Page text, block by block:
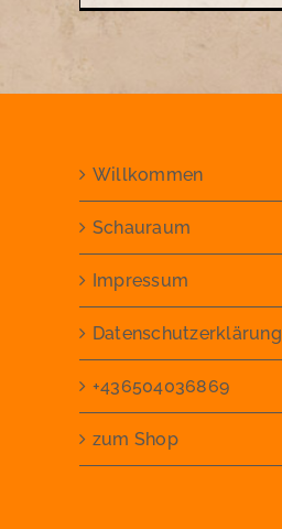
Willkommen
Schauraum
Impressum
Datenschutzerklärung
+436504036869
zum Shop